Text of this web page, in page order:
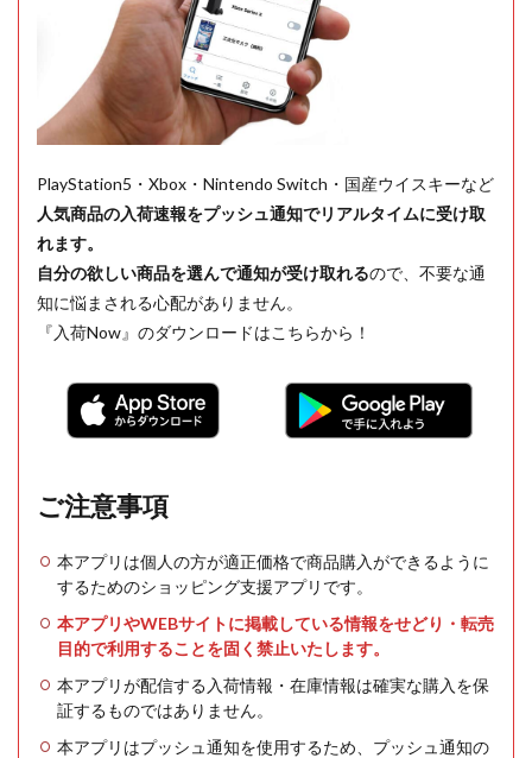
PlayStation5・Xbox・Nintendo Switch・国産ウイスキーなど
人気商品の入荷速報をプッシュ通知でリアルタイムに受け取
れます。
自分の欲しい商品を選んで通知が受け取れるので、不要な通
知に悩まされる心配がありません。
『入荷Now』のダウンロードはこちらから！
ご注意事項
本アプリは個人の方が適正価格で商品購入ができるように
するためのショッピング支援アプリです。
本アプリやWEBサイトに掲載している情報をせどり・転売
目的で利用することを固く禁止いたします。
本アプリが配信する入荷情報・在庫情報は確実な購入を保
証するものではありません。
本アプリはプッシュ通知を使用するため、プッシュ通知の